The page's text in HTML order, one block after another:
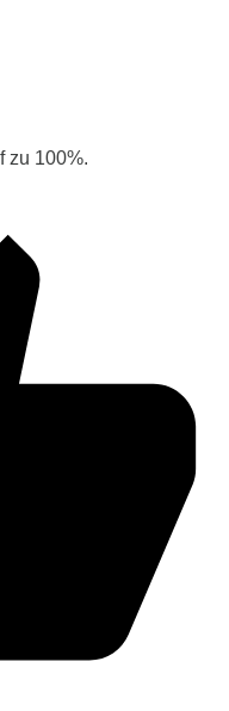
zu 100%.